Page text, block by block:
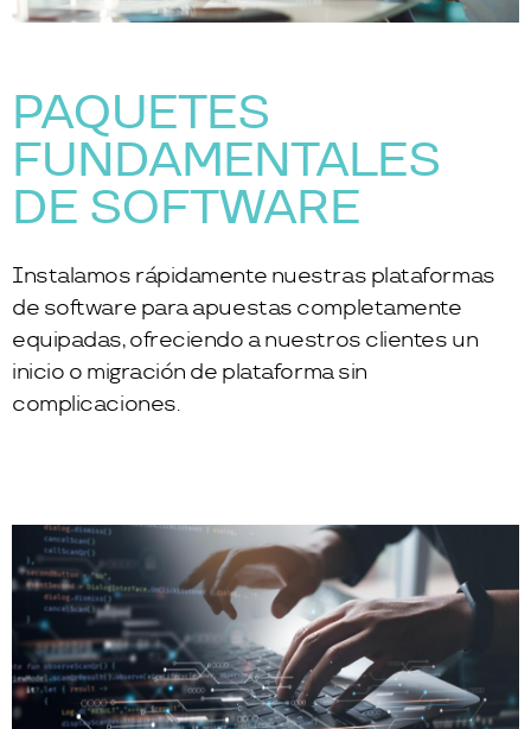
PAQUETES
FUNDAMENTALES
DE SOFTWARE
Instalamos rápidamente nuestras plataformas
de software para apuestas completamente
equipadas, ofreciendo a nuestros clientes un
inicio o migración de plataforma sin
complicaciones.